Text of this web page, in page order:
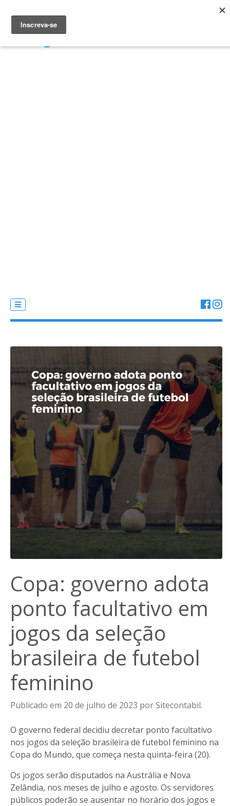
Copa: governo adota
ponto facultativo em
jogos da seleção
brasileira de futebol
feminino
Publicado em 20 de julho de 2023 por Sitecontabil.
O governo federal decidiu decretar ponto facultativo
nos jogos da seleção brasileira de futebol feminino na
Copa do Mundo, que começa nesta quinta-feira (20).
Os jogos serão disputados na Austrália e Nova
Zelândia, nos meses de julho e agosto. Os servidores
públicos poderão se ausentar no horário dos jogos e